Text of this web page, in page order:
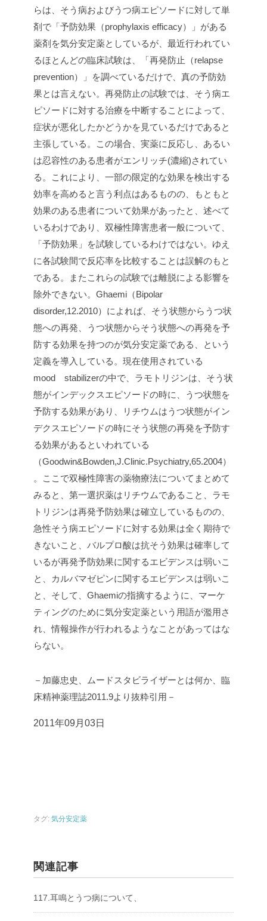
らは、そう病およびうつ病エピソードに対して単
剤で「予防効果（prophylaxis efficacy）」がある
薬剤を気分安定薬としているが、最近行われてい
るほとんどの臨床試験は、「再発防止（relapse
prevention）」を調べているだけで、真の予防効
果とは言えない。再発防止の試験では、そう病エ
ピソードに対する治療を中断することによって、
症状が悪化したかどうかを見ているだけであると
主張している。この場合、実薬に反応し、あるい
は忍容性のある患者がエンリッチ(濃縮)されてい
る。これにより、一部の限定的な効果を検出する
効率を高めると言う利点はあるものの、もともと
効果のある患者について効果があったと、述べて
いるわけであり、双極性障害患者一般について、
「予防効果」を試験しているわけではない。ゆえ
に各試験間で反応率を比較することは誤解のもと
である。またこれらの試験では離脱による影響を
除外できない。Ghaemi（Bipolar
disorder,12.2010）によれば、そう状態からうつ状
態への再発、うつ状態からそう状態への再発を予
防する効果を持つのが気分安定薬である、という
定義を導入している。現在使用されている
mood stabilizerの中で、ラモトリジンは、そう状
態がインデックスエピソードの時に、うつ状態を
予防する効果があり、リチウムはうつ状態がイン
デクスエピソードの時にそう状態の再発を予防す
る効果があるといわれている
（Goodwin&Bowden,J.Clinic.Psychiatry,65.2004）
。ここで双極性障害の薬物療法についてまとめて
みると、第一選択薬はリチウムであること、ラモ
トリジンは再発予防効果は確立しているものの、
急性そう病エピソードに対する効果は全く期待で
きないこと、バルプロ酸は抗そう効果は確率して
いるが再発予防効果に関するエビデンスは弱いこ
と、カルバマゼピンに関するエビデンスは弱いこ
と、そして、Ghaemiの指摘するように、マーケ
ティングのために気分安定薬という用語が濫用さ
れ、情報操作が行われるようなことがあってはな
らない。
－加藤忠史、ムードスタビライザーとは何か、臨
床精神薬理誌2011.9より抜粋引用－
2011年09月03日
タグ: 気分安定薬
関連記事
117.耳鳴とうつ病について、